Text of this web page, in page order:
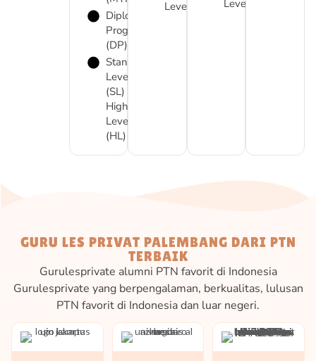
Diploma
Programme
(DP)
Standard
Level
(SL) or
Higher
Level
(HL)
Level
Level
GURU LES PRIVAT PALEMBANG DARI PTN
TERBAIK
Gurulesprivate alumni PTN favorit di Indonesia
Gurulesprivate yang berpengalaman, berkualitas, lulusan
PTN favorit di Indonesia dan luar negeri.